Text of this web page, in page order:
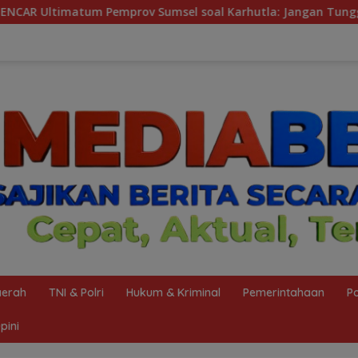
soal Karhutla: Jangan Tunggu Asap Mengepung Rakyat,
TNI & Polri Hukum & Kriminal Pemerintahaan